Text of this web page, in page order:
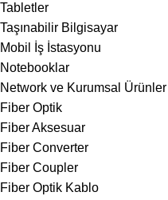
Tabletler
Taşınabilir Bilgisayar
Mobil İş İstasyonu
Notebooklar
Network ve Kurumsal Ürünler
Fiber Optik
Fiber Aksesuar
Fiber Converter
Fiber Coupler
Fiber Optik Kablo